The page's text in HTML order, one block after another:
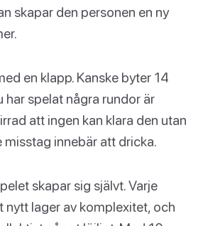
skapar den personen en ny
en klapp. Kanske byter 14
har spelat några rundor är
att ingen kan klara den utan
misstag innebär att dricka.
skapar sig självt. Varje
nytt lager av komplexitet, och